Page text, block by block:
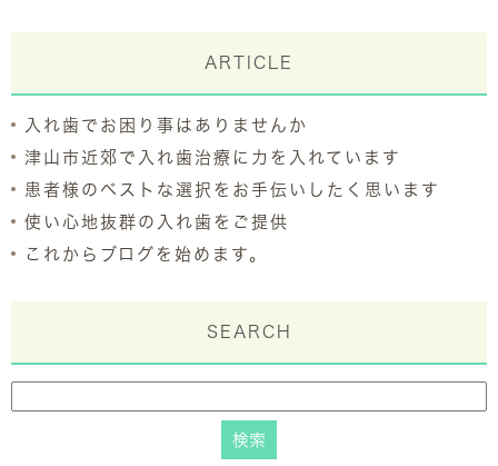
ARTICLE
入れ歯でお困り事はありませんか
津山市近郊で入れ歯治療に力を入れています
患者様のベストな選択をお手伝いしたく思います
使い心地抜群の入れ歯をご提供
これからブログを始めます。
SEARCH